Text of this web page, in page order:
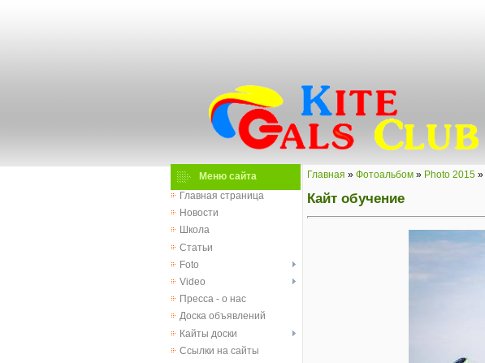
Меню сайта
Главная страница
Новости
Школа
Статьи
Foto
Video
Пресса - о нас
Доска объявлений
Кайты доски
Ссылки на сайты
Главная » Фотоальбом » Photo 2015 »
Кайт обучение